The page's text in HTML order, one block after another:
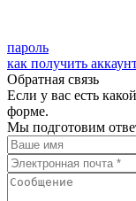
пароль
как получить
Обратная связь
Если у вас есть
форме.
Мы подготовим